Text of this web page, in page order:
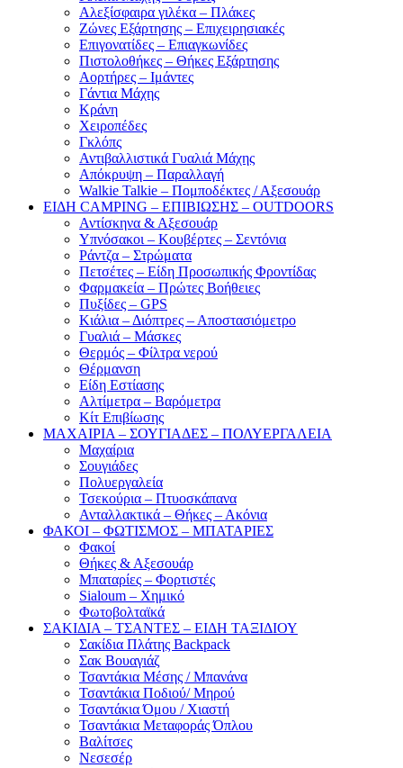
Αλεξίσφαιρα γιλέκα – Πλάκες
Ζώνες Εξάρτησης – Επιχειρησιακές
Επιγονατίδες – Επιαγκωνίδες
Πιστολοθήκες – Θήκες Εξάρτησης
Αορτήρες – Ιμάντες
Γάντια Μάχης
Κράνη
Χειροπέδες
Γκλόπς
Αντιβαλλιστικά Γυαλιά Μάχης
Απόκρυψη – Παραλλαγή
Walkie Talkie – Πομποδέκτες / Αξεσουάρ
ΕΙΔΗ CAMPING – ΕΠΙΒΙΩΣΗΣ – OUTDOORS
Αντίσκηνα & Αξεσουάρ
Υπνόσακοι – Κουβέρτες – Σεντόνια
Ράντζα – Στρώματα
Πετσέτες – Είδη Προσωπικής Φροντίδας
Φαρμακεία – Πρώτες Βοήθειες
Πυξίδες – GPS
Κιάλια – Διόπτρες – Αποστασιόμετρο
Γυαλιά – Μάσκες
Θερμός – Φίλτρα νερού
Θέρμανση
Είδη Εστίασης
Αλτίμετρα – Βαρόμετρα
Κίτ Επιβίωσης
ΜΑΧΑΙΡΙΑ – ΣΟΥΓΙΑΔΕΣ – ΠΟΛΥΕΡΓΑΛΕΙΑ
Μαχαίρια
Σουγιάδες
Πολυεργαλεία
Τσεκούρια – Πτυοσκάπανα
Ανταλλακτικά – Θήκες – Ακόνια
ΦΑΚΟΙ – ΦΩΤΙΣΜΟΣ – ΜΠΑΤΑΡΙΕΣ
Φακοί
Θήκες & Αξεσουάρ
Μπαταρίες – Φορτιστές
Sialoum – Χημικό
Φωτοβολταϊκά
ΣΑΚΙΔΙΑ – ΤΣΑΝΤΕΣ – ΕΙΔΗ ΤΑΞΙΔΙΟΥ
Σακίδια Πλάτης Backpack
Σακ Βουαγιάζ
Τσαντάκια Μέσης / Μπανάνα
Τσαντάκια Ποδιού/ Μηρού
Τσαντάκια Όμου / Χιαστή
Τσαντάκια Μεταφοράς Όπλου
Βαλίτσες
Νεσεσέρ